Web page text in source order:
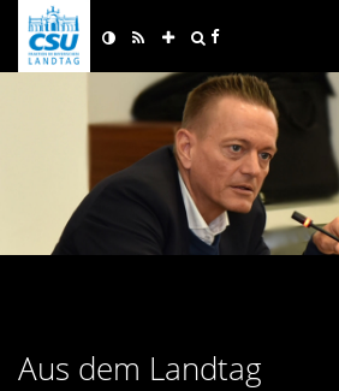
Aus dem Landtag